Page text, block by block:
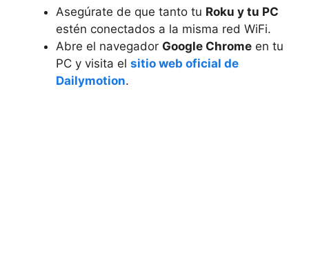
Asegúrate de que tanto tu Roku y tu PC
estén conectados a la misma red WiFi.
Abre el navegador Google Chrome en tu
PC y visita el sitio web oficial de
Dailymotion.